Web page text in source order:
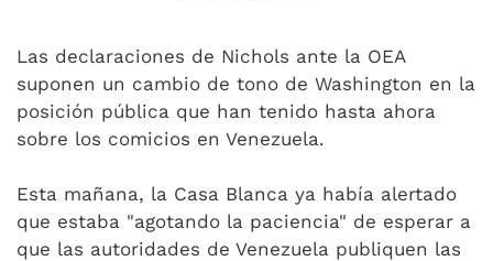
Las declaraciones de Nichols ante la OEA
suponen un cambio de tono de Washington en la
posición pública que han tenido hasta ahora
sobre los comicios en Venezuela.
Esta mañana, la Casa Blanca ya había alertado
que estaba "agotando la paciencia" de esperar a
que las autoridades de Venezuela publiquen las